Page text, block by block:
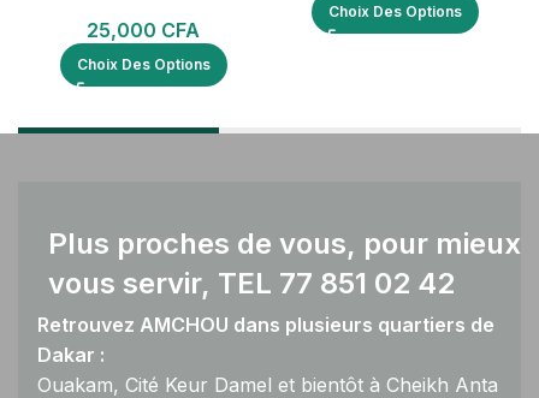
25,000 CFA
Choix Des Options
Choix Des Options
Plus proches de vous, pour mieux
vous servir, TEL 77 851 02 42
Retrouvez AMCHOU dans plusieurs quartiers de
Dakar :
Ouakam, Cité Keur Damel et bientôt à Cheikh Anta